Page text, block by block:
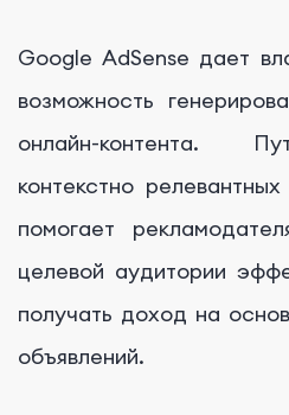
Google AdSense дает
возможность
онлайн-контента.
контекстно
помогает
целевой аудитории
получать доход на
объявлений.